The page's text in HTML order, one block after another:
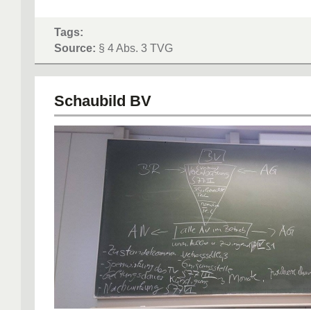
Tags:
Source: § 4 Abs. 3 TVG
Schaubild BV